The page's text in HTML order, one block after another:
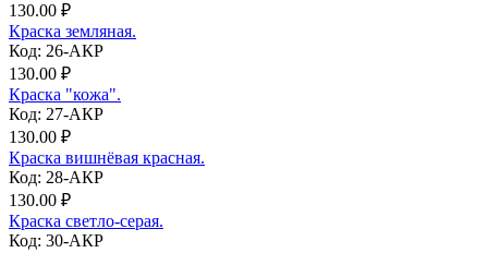
130.00 ₽
Краска земляная.
Код: 26-АКР
130.00 ₽
Краска "кожа".
Код: 27-АКР
130.00 ₽
Краска вишнёвая красная.
Код: 28-АКР
130.00 ₽
Краска светло-серая.
Код: 30-АКР